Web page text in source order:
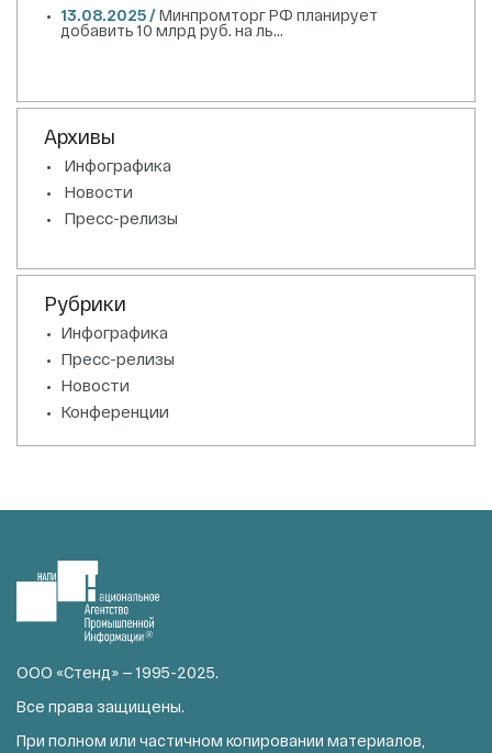
13.08.2025 /Минпромторг РФ планирует
добавить 10 млрд руб. на ль...
Архивы
Инфографика
Новости
Пресс-релизы
Рубрики
Инфографика
Пресс-релизы
Новости
Конференции
ООО «Стенд» — 1995-2025.
Все права защищены.
При полном или частичном копировании материалов,